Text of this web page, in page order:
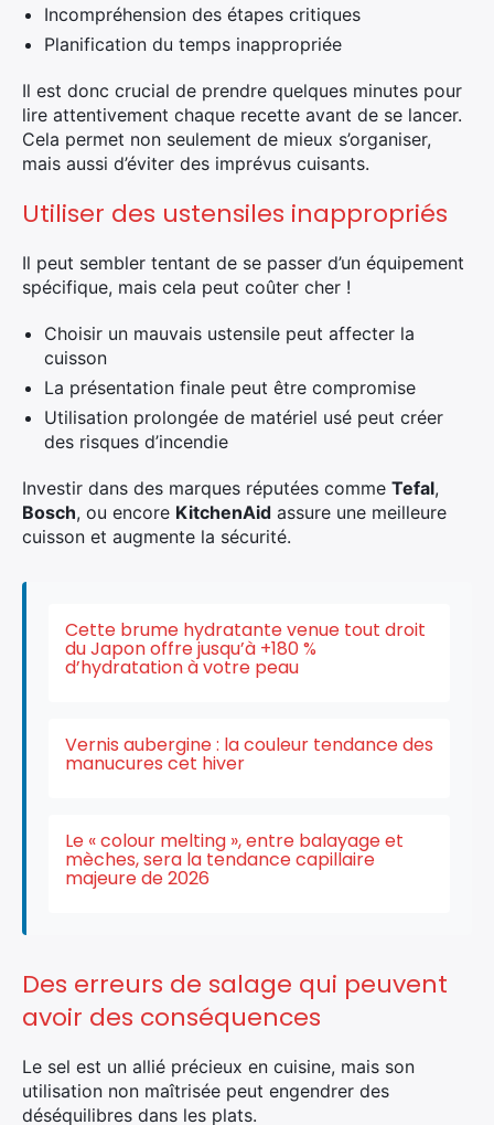
Incompréhension des étapes critiques
Planification du temps inappropriée
Il est donc crucial de prendre quelques minutes pour
lire attentivement chaque recette avant de se lancer.
Cela permet non seulement de mieux s’organiser,
mais aussi d’éviter des imprévus cuisants.
Utiliser des ustensiles inappropriés
Il peut sembler tentant de se passer d’un équipement
spécifique, mais cela peut coûter cher !
Choisir un mauvais ustensile peut affecter la
cuisson
La présentation finale peut être compromise
Utilisation prolongée de matériel usé peut créer
des risques d’incendie
Investir dans des marques réputées comme Tefal,
Bosch, ou encore KitchenAid assure une meilleure
cuisson et augmente la sécurité.
Cette brume hydratante venue tout droit
du Japon offre jusqu’à +180 %
d’hydratation à votre peau
Vernis aubergine : la couleur tendance des
manucures cet hiver
Le « colour melting », entre balayage et
mèches, sera la tendance capillaire
majeure de 2026
Des erreurs de salage qui peuvent
avoir des conséquences
Le sel est un allié précieux en cuisine, mais son
utilisation non maîtrisée peut engendrer des
déséquilibres dans les plats.